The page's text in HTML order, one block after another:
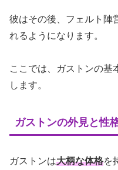
彼はその後、フェルト陣
れるようになります。
ここでは、ガストンの基
します。
ガストンの外見と性
ガストンは大柄な体格を